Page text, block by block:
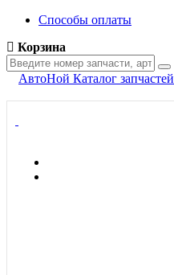
Способы оплаты
Корзина
АвтоНой Каталог запчастей